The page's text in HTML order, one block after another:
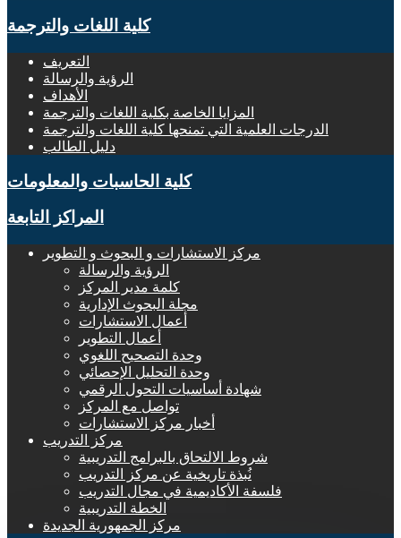
كلية اللغات والترجمة
التعريف
الرؤية والرسالة
الأهداف
المزايا الخاصة بكلية اللغات والترجمة
الدرجات العلمية التي تمنحها كلية اللغات والترجمة
دليل الطالب
كلية الحاسبات والمعلومات
المراكز التابعة
مركز الاستشارات و البحوث و التطوير
الرؤية والرسالة
كلمة مدير المركز
مجلة البحوث الإدارية
أعمال الاستشارات
أعمال التطوير
وحدة التصحيح اللغوي
وحدة التحليل الإحصائي
شهادة أساسيات التحول الرقمي
تواصل مع المركز
أخبار مركز الاستشارات
مركز التدريب
شروط الالتحاق بالبرامج التدريبية
نُبذة تاريخية عن مركز التدريب
فلسفة الأكاديمية في مجال التدريب
الخطة التدريبية
مركز الجمهورية الجديدة